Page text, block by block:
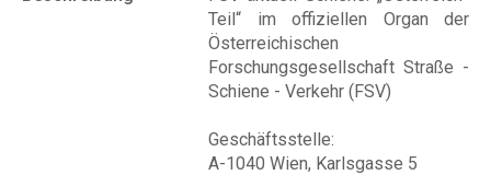
Teil“ im offiziellen Organ der
Österreichischen
Forschungsgesellschaft Straße -
Schiene - Verkehr (FSV)
Geschäftsstelle:
A-1040 Wien, Karlsgasse 5